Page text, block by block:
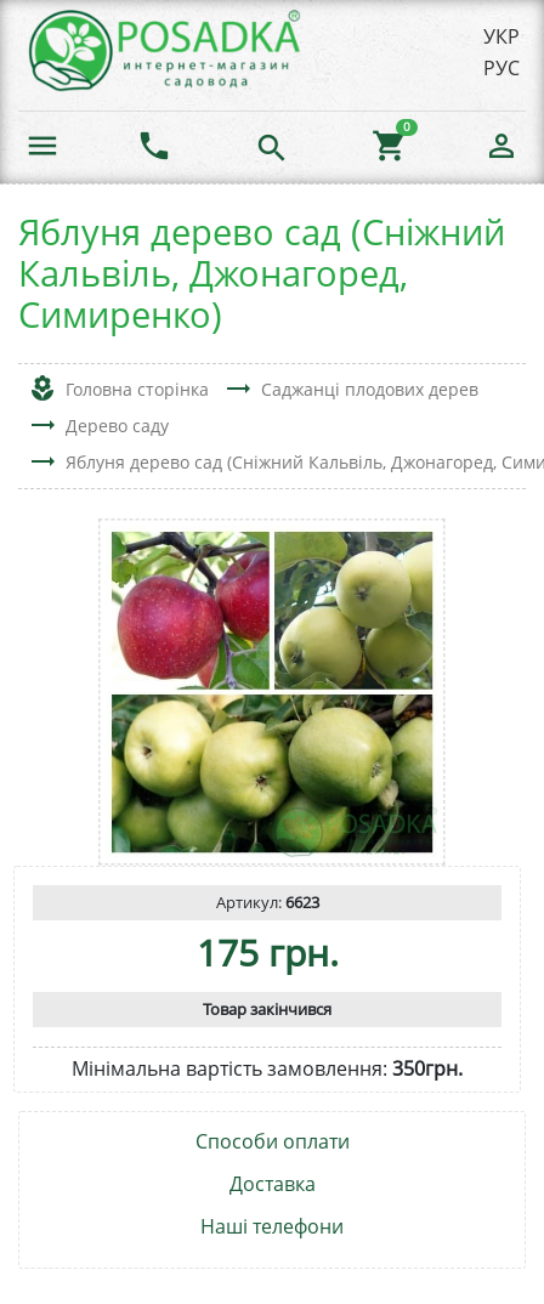
УКР
РУС
menu phone search shopping_cart
0
person_outline
Яблуня дерево сад (Сніжний
Кальвіль, Джонагоред,
Симиренко)
local_florist Головна сторінка trending_flat Саджанці плодових дерев
trending_flat Дерево саду
trending_flat Яблуня дерево сад (Сніжний Кальвіль, Джонагоред,
Артикул:6623
175 грн.
Товар закінчився
Мінімальна вартість замовлення: 350грн.
Способи оплати
Доставка
Наші телефони